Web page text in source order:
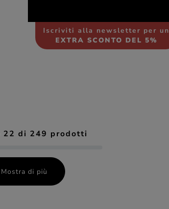
Iscriviti alla newsletter per un
EXTRA SCONTO DEL 5%
22 di 249 prodotti
Mostra di più